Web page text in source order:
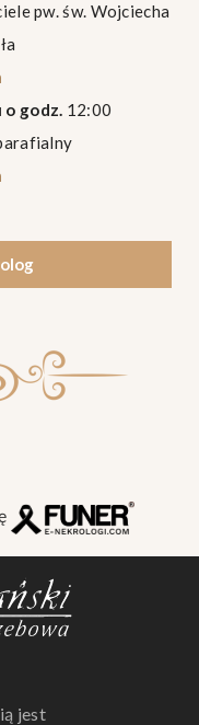
pw. św. Wojciecha
godz. 12:00
jest